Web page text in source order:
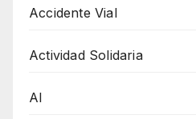
Accidente Vial
Actividad Solidaria
AI